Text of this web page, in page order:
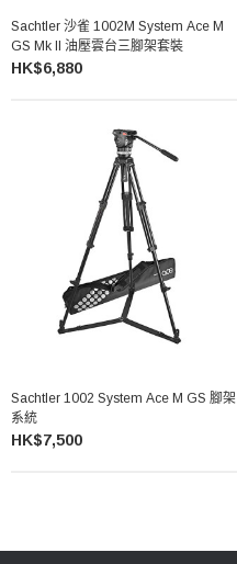
Sachtler 沙雀 1002M System Ace M
GS Mk II 油壓雲台三腳架套裝
HK$6,880
Sachtler 1002 System Ace M GS 腳架
系統
HK$7,500